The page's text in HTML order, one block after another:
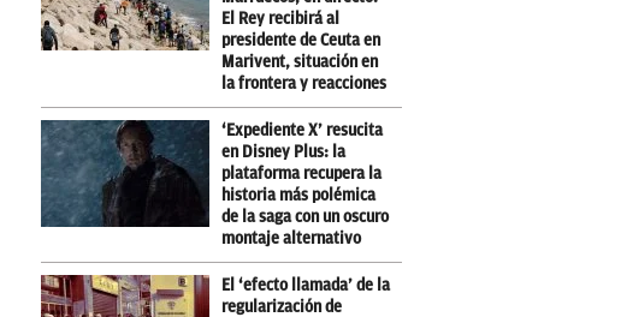
El Rey recibirá al
presidente de Ceuta en
Marivent, situación en
la frontera y reacciones
‘Expediente X’ resucita
en Disney Plus: la
plataforma recupera la
historia más polémica
de la saga con un oscuro
montaje alternativo
El ‘efecto llamada’ de la
regularización de